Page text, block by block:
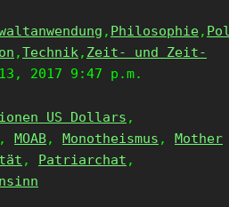
, Philosophie,
,Technik, Zeit- und Zeit-
2017 9:47 p.m.
US Dollars ,
, MOAB, Monotheismus , Mother
, Patriarchat ,